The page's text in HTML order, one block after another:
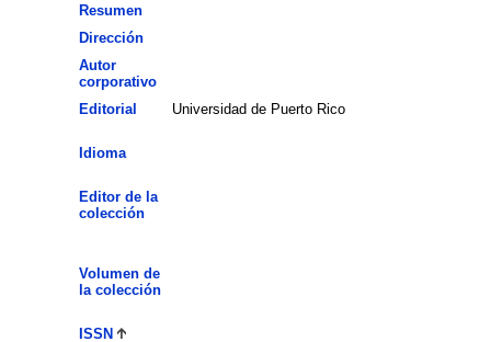
Resumen
Dirección
Autor
corporativo
Editorial
Universidad de Puerto Rico
Idioma
Editor de la
colección
Volumen de
la colección
ISSN